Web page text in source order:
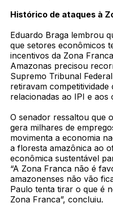
Histórico de ataques à
Eduardo Braga lembrou
que setores econômicos
incentivos da Zona
Amazonas precisou
Supremo Tribunal
retiravam
relacionadas ao IPI e aos
O senador ressaltou que
gera milhares de
movimenta a economia
a floresta amazônica ao
econômica sustentável
“A Zona Franca não é
amazonenses não vão
Paulo tenta tirar o que é
Zona Franca”, concluiu.